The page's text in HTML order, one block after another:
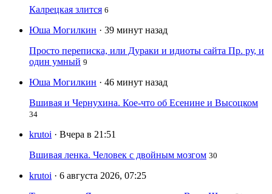
Калрецкая злится 6
Юша Могилкин · 39 минут назад
Просто переписка, или Дураки и идиоты сайта Пр. ру, и
один умный 9
Юша Могилкин · 46 минут назад
Вшивая и Чернухина. Кое-что об Есенине и Высоцком
34
krutoi · Вчера в 21:51
Вшивая ленка. Человек с двойным мозгом 30
krutoi · 6 августа 2026, 07:25